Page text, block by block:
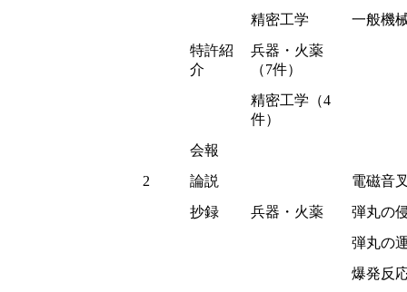
精密工学
一般機
特許紹
介
兵器・火薬
（7件）
精密工学（4
件）
会報
2
論説
電磁音
抄録
兵器・火薬
弾丸の
弾丸の
爆発反